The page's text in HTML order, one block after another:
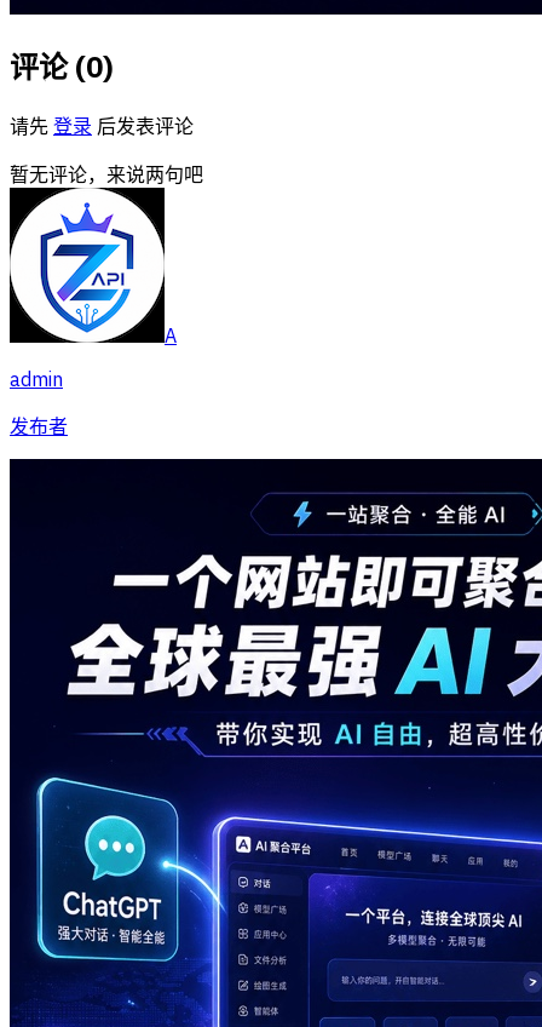
评论 (0)
请先 登录 后发表评论
暂无评论，来说两句吧
A
admin
发布者